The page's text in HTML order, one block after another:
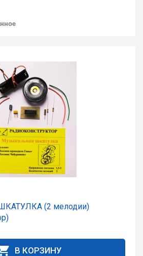
(2 мелодии)
В КОРЗИНУ